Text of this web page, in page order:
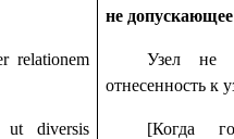
relationem
ut diversis
не
Узел не
отнесенность к
[Когда